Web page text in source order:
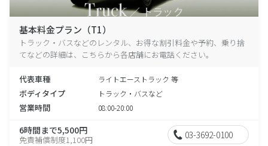
基本料金プラン（T1）
トラック・バスなどのレンタル、お得な割引料金や予約、乗り捨
てなどの詳細は、こちらから各店舗にお電話ください。
代表車種 ライトエーストラック 等
ボディタイプ トラック・バスなど
営業時間 08:00-20:00
6時間まで5,500円
免責補償制度1,100円 03-3692-0100